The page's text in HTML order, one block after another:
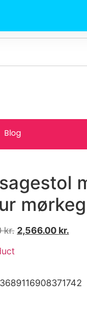
Blog
kr. 2,566.00 kr.